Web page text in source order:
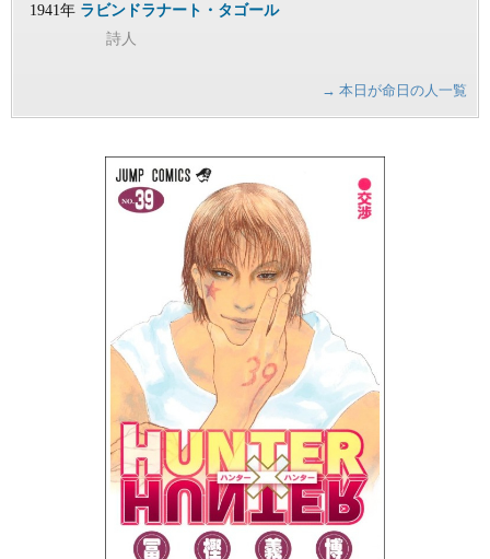
1941年 ラビンドラナート・タゴール
詩人
→ 本日が命日の人一覧